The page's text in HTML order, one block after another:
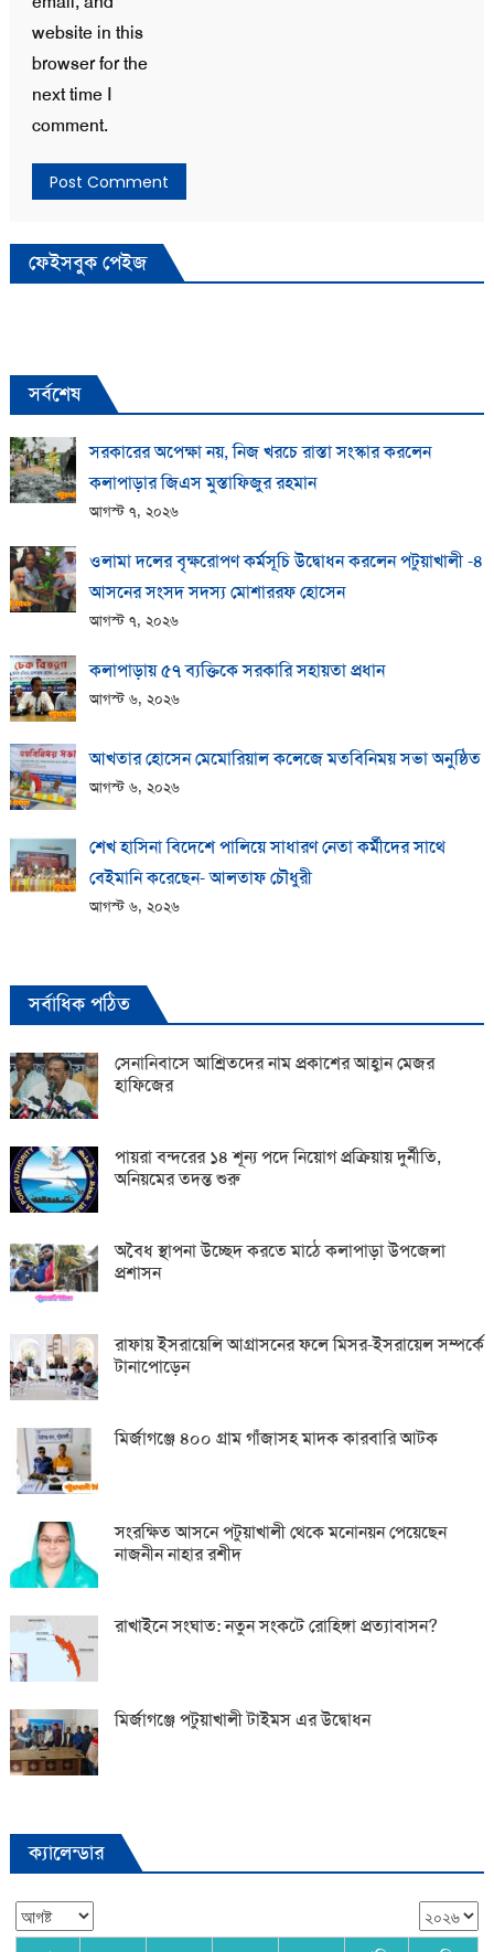
website in this
browser for the
next time I
comment.
ফেইসবুক পেইজ
সর্বশেষ
সরকারের অপেক্ষা নয়, নিজ খরচে রাস্তা সংস্কার করলেন
কলাপাড়ার জিএস মুস্তাফিজুর রহমান
আগস্ট ৭, ২০২৬
ওলামা দলের বৃক্ষরোপণ কর্মসূচি উদ্বোধন করলেন পটুয়াখালী -৪
আসনের সংসদ সদস্য মোশাররফ হোসেন
আগস্ট ৭, ২০২৬
কলাপাড়ায় ​৫৭ ব্যক্তিকে সরকারি সহায়তা প্রধান
আগস্ট ৬, ২০২৬
আখতার হোসেন মেমোরিয়াল কলেজে মতবিনিময় সভা অনুষ্ঠিত
আগস্ট ৬, ২০২৬
শেখ হাসিনা বিদেশে পালিয়ে সাধারণ নেতা কর্মীদের সাথে
বেইমানি করেছেন- আলতাফ চৌধুরী
আগস্ট ৬, ২০২৬
সর্বাধিক পঠিত
সেনানিবাসে আশ্রিতদের নাম প্রকাশের আহ্বান মেজর
হাফিজের
পায়রা বন্দরের ১৪ শূন্য পদে নিয়োগ প্রক্রিয়ায় দুর্নীতি,
অনিয়মের তদন্ত শুরু
অবৈধ স্থাপনা উচ্ছেদ করতে মাঠে কলাপাড়া উপজেলা
প্রশাসন
রাফায় ইসরায়েলি আগ্রাসনের ফলে মিসর-ইসরায়েল সম্পর্কে
টানাপোড়েন
মির্জাগঞ্জে ৪০০ গ্রাম গাঁজাসহ মাদক কারবারি আটক
সংরক্ষিত আসনে পটুয়াখালী থেকে মনোনয়ন পেয়েছেন
নাজনীন নাহার রশীদ
রাখাইনে সংঘাত: নতুন সংকটে রোহিঙ্গা প্রত্যাবাসন?
মির্জাগঞ্জে পটুয়াখালী টাইমস এর উদ্বোধন
ক্যালেন্ডার